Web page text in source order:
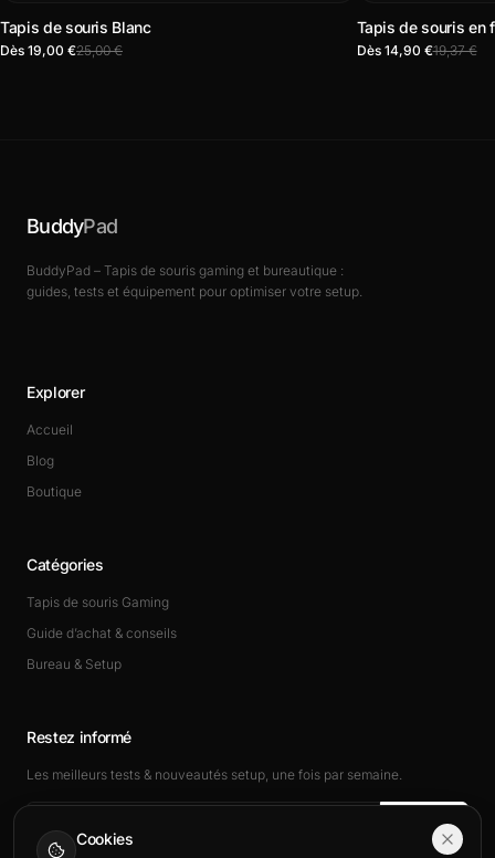
Tapis de souris Blanc
Dès 19,00 €25,00 €
Tapis de souris en
Dès 14,90 €19,37 €
BuddyPad
BuddyPad – Tapis de souris gaming et bureautique :
guides, tests et équipement pour optimiser votre setup.
Explorer
Accueil
Blog
Boutique
Catégories
Tapis de souris Gaming
Guide d’achat & conseils
Bureau & Setup
Restez informé
Les meilleurs tests & nouveautés setup, une fois par semaine.
Rejoindre
Cookies